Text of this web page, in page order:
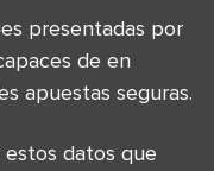
presentadas por
de en
apuestas seguras.
datos que